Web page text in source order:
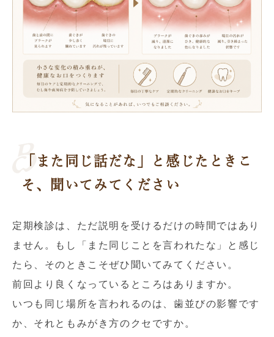
「また同じ話だな」と感じたときこ
そ、聞いてみてください
定期検診は、ただ説明を受けるだけの時間ではあり
ません。もし「また同じことを言われたな」と感じ
たら、そのときこそぜひ聞いてみてください。
前回より良くなっているところはありますか。
いつも同じ場所を言われるのは、歯並びの影響です
か、それともみがき方のクセですか。